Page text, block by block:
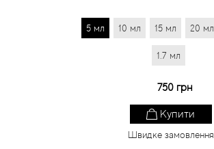
5 мл 10 мл 15 мл 20 мл
1.7 мл
750 грн
Купити
Швидке замовлення